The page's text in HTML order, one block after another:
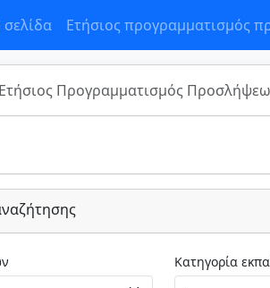
Ετήσιος προγραμματισμός
Ετήσιος Προγραμματισμός